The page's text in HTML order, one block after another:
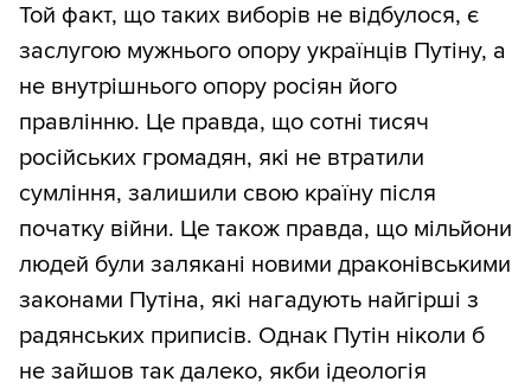
Той факт, що таких виборів не відбулося, є
заслугою мужнього опору українців Путіну, а
не внутрішнього опору росіян його
правлінню. Це правда, що сотні тисяч
російських громадян, які не втратили
сумління, залишили свою країну після
початку війни. Це також правда, що мільйони
людей були залякані новими драконівськими
законами Путіна, які нагадують найгірші з
радянських приписів. Однак Путін ніколи б
не зайшов так далеко, якби ідеологія